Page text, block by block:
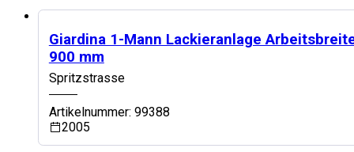
Giardina 1-Mann Lackieranlage
900 mm
Top Maschine
Spritzstrasse
Artikelnummer: 99388
2005